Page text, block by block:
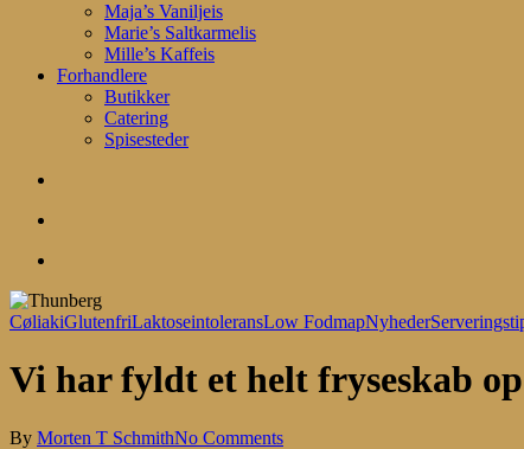
Maja’s Vaniljeis
Marie’s Saltkarmelis
Mille’s Kaffeis
Forhandlere
Butikker
Catering
Spisesteder
CøliakiGlutenfriLaktoseintoleransLow FodmapNyheder
Vi har fyldt et helt fryseskab
By Morten T SchmithNo Comments